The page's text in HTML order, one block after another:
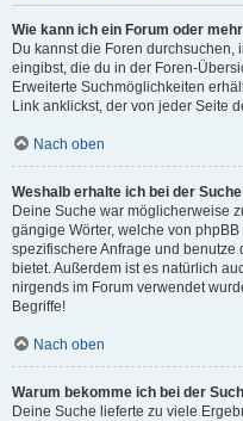
Wie kann ich ein Forum oder
Du kannst die Foren
eingibst, die du in der Foren-
Erweiterte Suchmöglichkeiten
Link anklickst, der von jeder Seite
Nach oben
Weshalb erhalte ich bei der
Deine Suche war möglicherweise
gängige Wörter, welche von
spezifischere Anfrage und
bietet. Außerdem ist es natürlich
nirgends im Forum verwendet
Begriffe!
Nach oben
Warum bekomme ich bei der
Deine Suche lieferte zu viele